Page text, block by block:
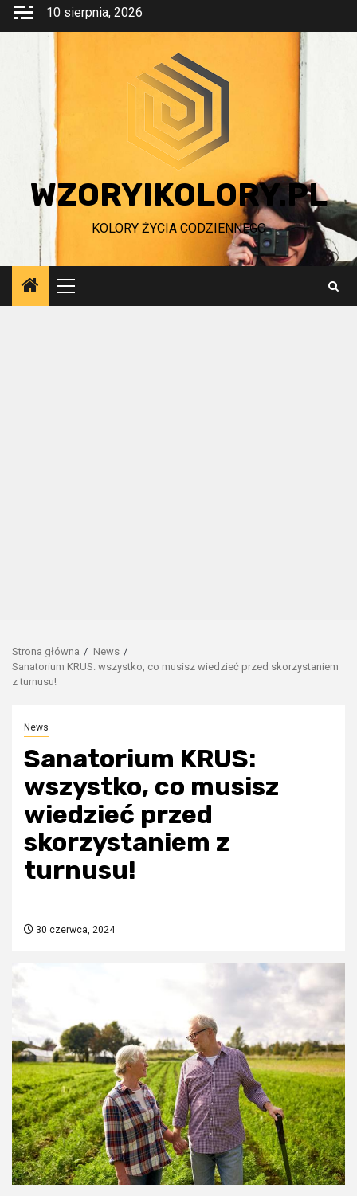
Przejdź
10 sierpnia, 2026
WZORYIKOLORY.PL
KOLORY ŻYCIA CODZIENNEGO
Menu
główne
Strona główna
News
Sanatorium KRUS: wszystko, co musisz wiedzieć przed skorzystaniem
z turnusu!
News
Sanatorium KRUS:
wszystko, co musisz
wiedzieć przed
skorzystaniem z
turnusu!
30 czerwca, 2024